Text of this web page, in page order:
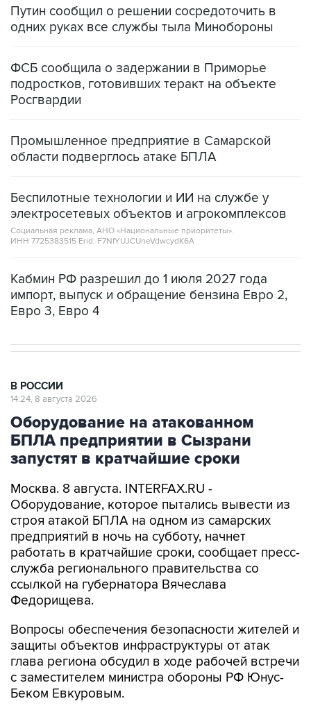
Путин сообщил о решении сосредоточить в
одних руках все службы тыла Минобороны
ФСБ сообщила о задержании в Приморье
подростков, готовивших теракт на объекте
Росгвардии
Промышленное предприятие в Самарской
области подверглось атаке БПЛА
Беспилотные технологии и ИИ на службе у
электросетевых объектов и агрокомплексов
Социальная реклама, АНО «Национальные приоритеты».
ИНН 7725383515 Erid: F7NfYUJCUneVdwcydK6A
Кабмин РФ разрешил до 1 июля 2027 года
импорт, выпуск и обращение бензина Евро 2,
Евро 3, Евро 4
В РОССИИ
14:24, 8 августа 2026
Оборудование на атакованном
БПЛА предприятии в Сызрани
запустят в кратчайшие сроки
Москва. 8 августа. INTERFAX.RU -
Оборудование, которое пытались вывести из
строя атакой БПЛА на одном из самарских
предприятий в ночь на субботу, начнет
работать в кратчайшие сроки, сообщает пресс-
служба регионального правительства со
ссылкой на губернатора Вячеслава
Федорищева.
Вопросы обеспечения безопасности жителей и
защиты объектов инфраструктуры от атак
глава региона обсудил в ходе рабочей встречи
с заместителем министра обороны РФ Юнус-
Беком Евкуровым.